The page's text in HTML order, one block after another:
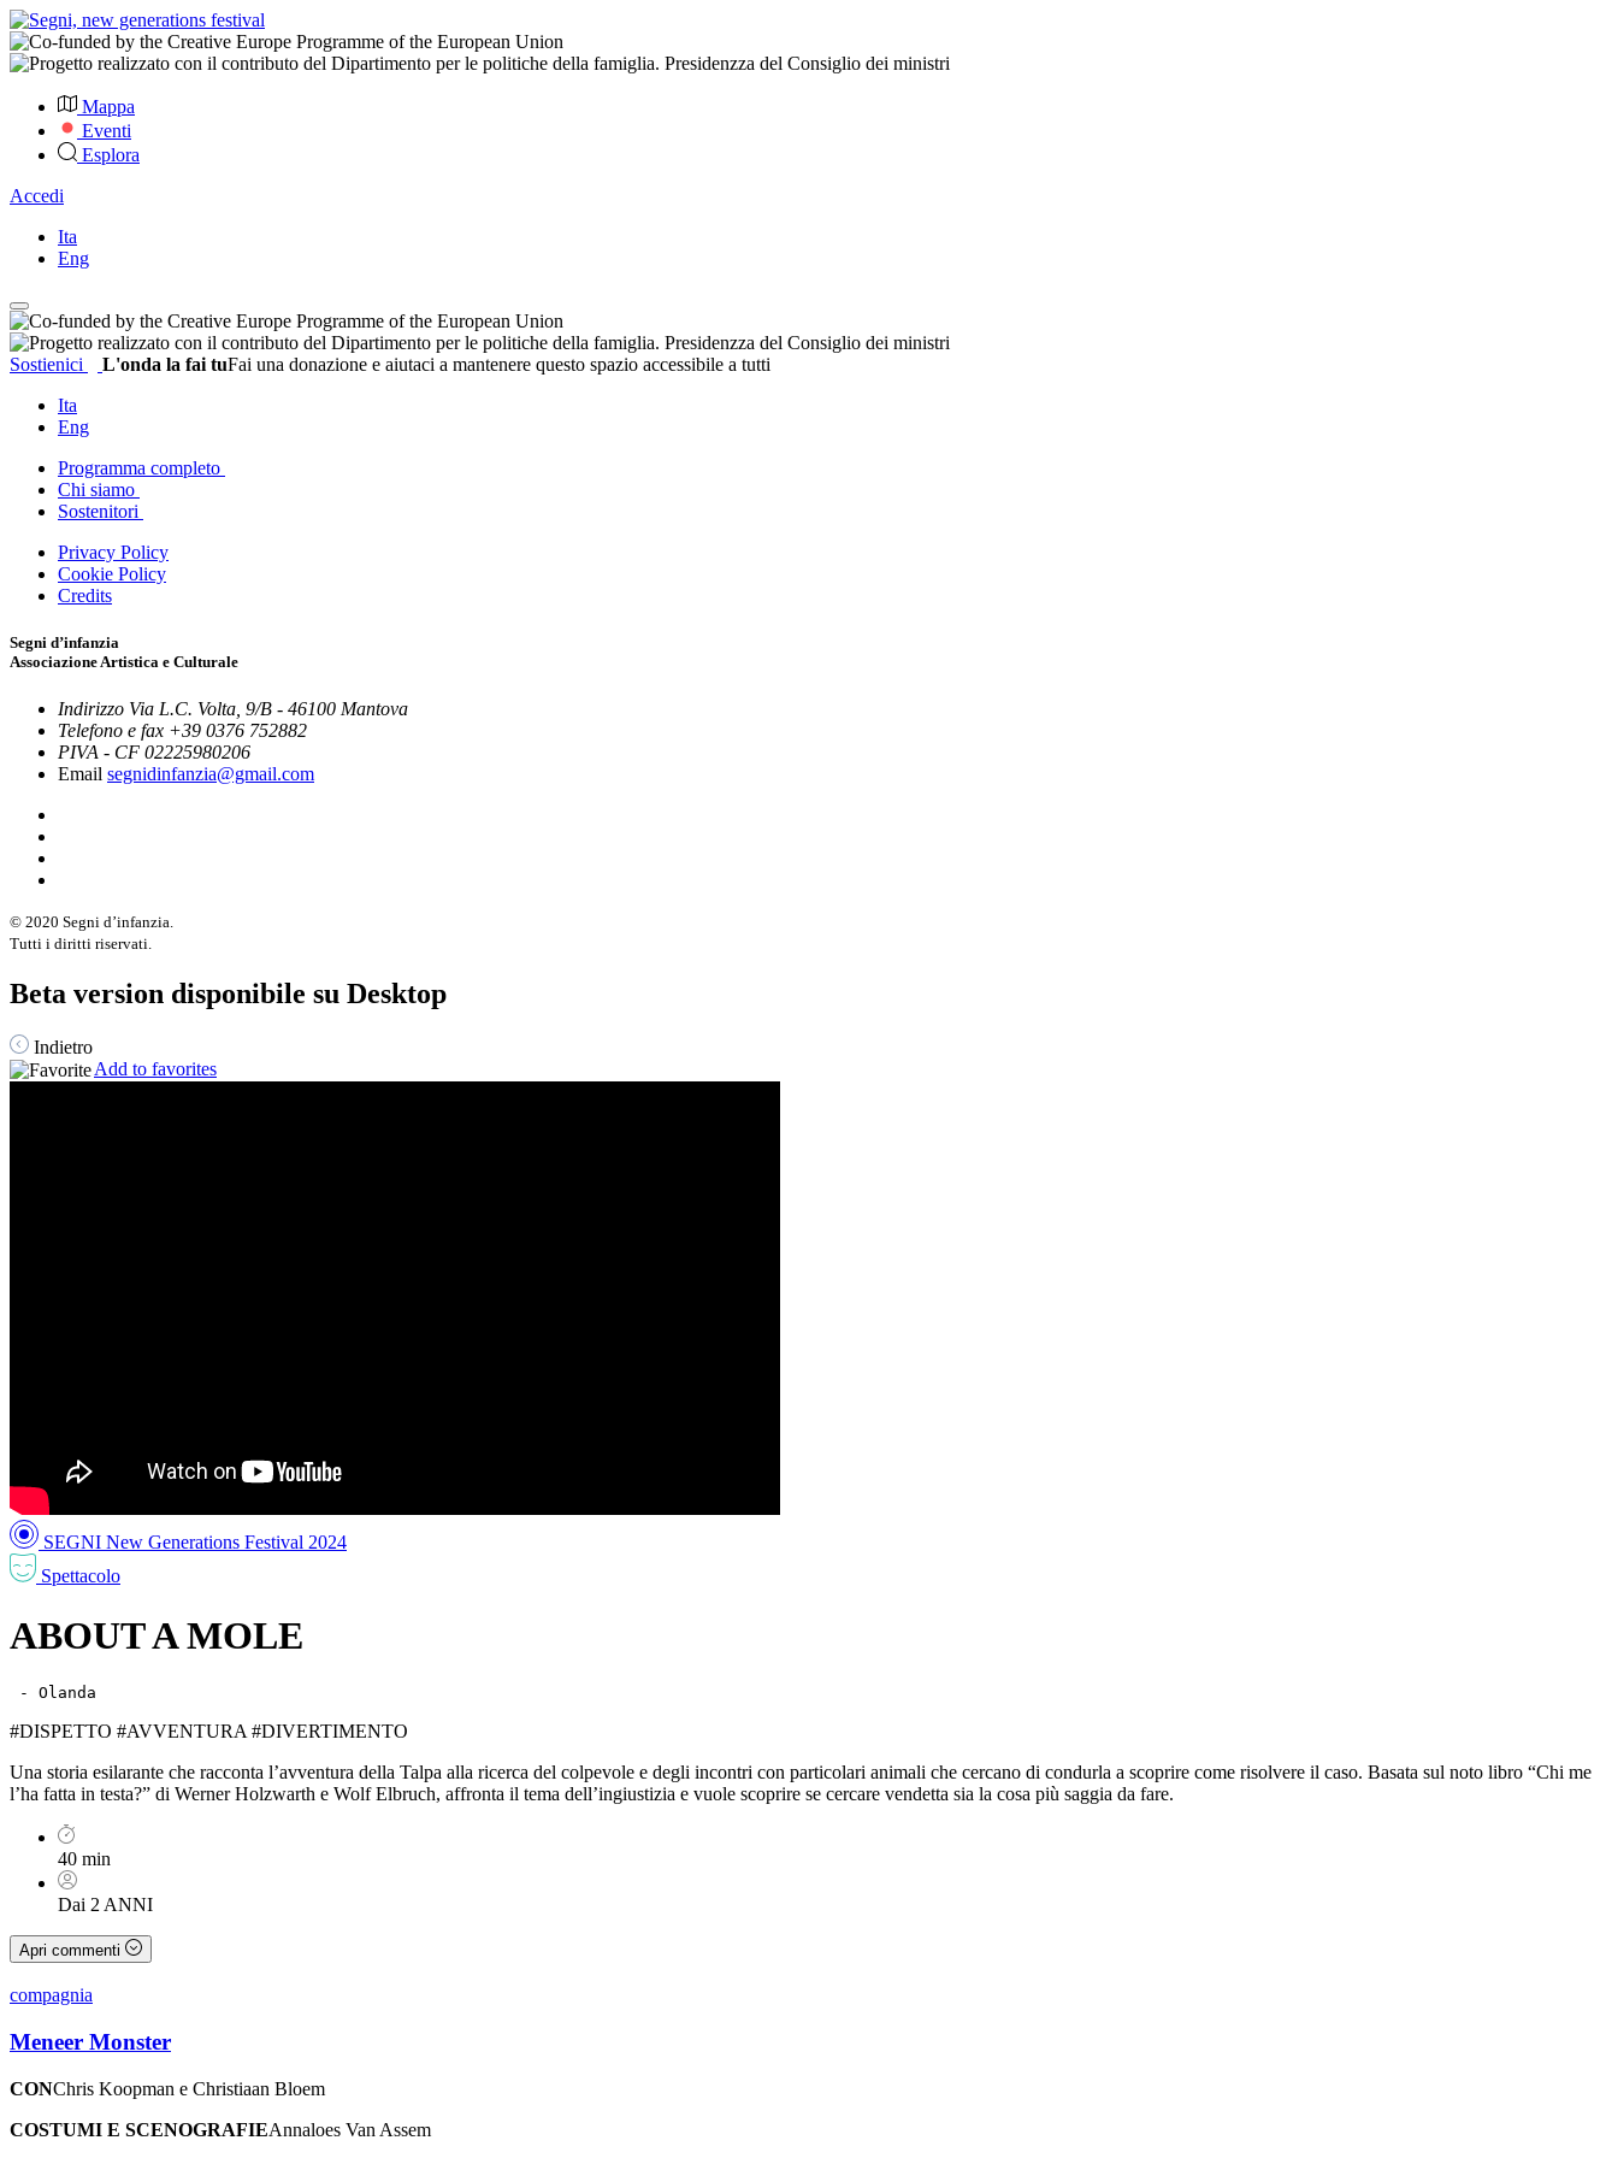
Mappa
Eventi
Esplora
Accedi
Ita
Eng
Sostienici L'onda la fai tuFai una donazione e aiutaci a mantenere questo spazio accessibile a tutti
Ita
Eng
Programma completo
Chi siamo
Sostenitori
Privacy Policy
Cookie Policy
Credits
Segni d’infanzia
Associazione Artistica e Culturale
Indirizzo Via L.C. Volta, 9/B - 46100 Mantova
Telefono e fax +39 0376 752882
PIVA - CF 02225980206
Email segnidinfanzia@gmail.com
© 2020 Segni d’infanzia.
Tutti i diritti riservati.
Beta version disponibile su Desktop
Indietro
Add to favorites
SEGNI New Generations Festival 2024
Spettacolo
ABOUT A MOLE
- Olanda
#DISPETTO #AVVENTURA #DIVERTIMENTO
Una storia esilarante che racconta l’avventura della Talpa alla ricerca del colpevole e degli incontri con particolari animali che cercano di condurla a scoprire come risolvere il caso. Basata sul noto libro “Chi me
l’ha fatta in testa?” di Werner Holzwarth e Wolf Elbruch, affronta il tema dell’ingiustizia e vuole scoprire se cercare vendetta sia la cosa più saggia da fare.
40 min
Dai 2 ANNI
Apri commenti
compagnia
Meneer Monster
CONChris Koopman e Christiaan Bloem
COSTUMI E SCENOGRAFIEAnnaloes Van Assem